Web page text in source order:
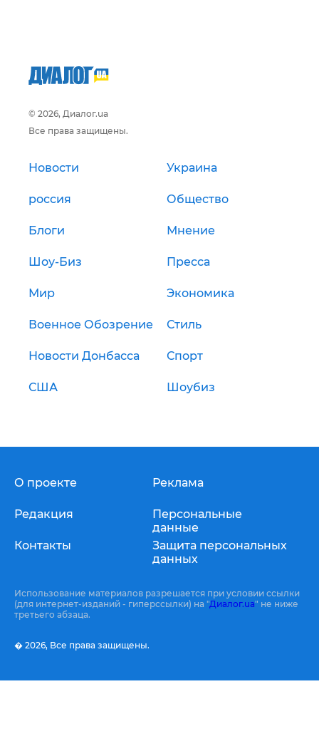
© 2026, Диалог.ua
Все права защищены.
Новости Украина
россия Общество
Блоги Мнение
Шоу-Биз Пресса
Мир Экономика
Военное Обозрение Стиль
Новости Донбасса Спорт
США Шоубиз
О проекте
Редакция
Контакты
Реклама
Персональные
данные
Защита персональных
данных
Использование материалов разрешается при условии ссылки
(для интернет-изданий - гиперссылки) на "Диалог.ua" не ниже
третьего абзаца.
� 2026, Все права защищены.